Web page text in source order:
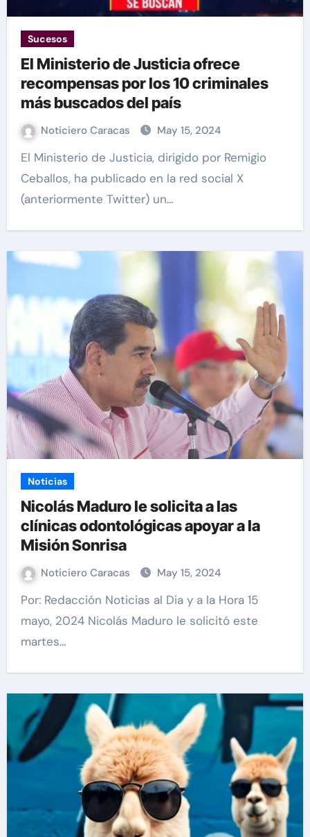
Sucesos
El Ministerio de Justicia ofrece
recompensas por los 10 criminales
más buscados del país
Noticiero Caracas May 15, 2024
El Ministerio de Justicia, dirigido por Remigio
Ceballos, ha publicado en la red social X
(anteriormente Twitter) un…
Noticias
Nicolás Maduro le solicita a las
clínicas odontológicas apoyar a la
Misión Sonrisa
Noticiero Caracas May 15, 2024
Por: Redacción Noticias al Dia y a la Hora 15
mayo, 2024 Nicolás Maduro le solicitó este
martes…